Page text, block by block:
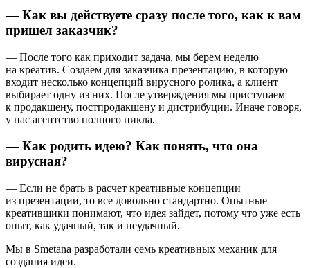
— Как вы действуете сразу после того, как к вам
пришел заказчик?
— После того как приходит задача, мы берем неделю
на креатив. Создаем для заказчика презентацию, в которую
входит несколько концепций вирусного ролика, а клиент
выбирает одну из них. После утверждения мы приступаем
к продакшену, постпродакшену и дистрибуции. Иначе говоря,
у нас агентство полного цикла.
— Как родить идею? Как понять, что она
вирусная?
— Если не брать в расчет креативные концепции
из презентации, то все довольно стандартно. Опытные
креативщики понимают, что идея зайдет, потому что уже есть
опыт, как удачный, так и неудачный.
Мы в Smetana разработали семь креативных механик для
создания идеи.